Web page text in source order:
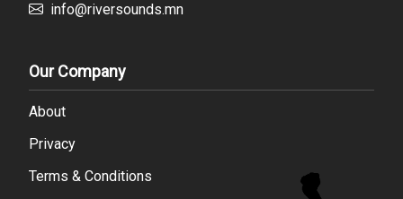
info@riversounds.mn
Our Company
About
Privacy
Terms & Conditions